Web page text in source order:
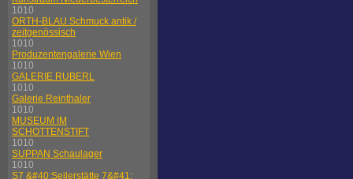
1010
ORTH-BLAU Schmuck antik /
zeitgenössisch
1010
Produzentengalerie Wien
1010
GALERIE RUBERL
1010
Galerie Reinthaler
1010
MUSEUM IM
SCHOTTENSTIFT
1010
SUPPAN Schaulager
1010
S7 &#40;Seilerstätte 7&#41;